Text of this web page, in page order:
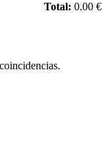
Total: 0.00 €
coincidencias.